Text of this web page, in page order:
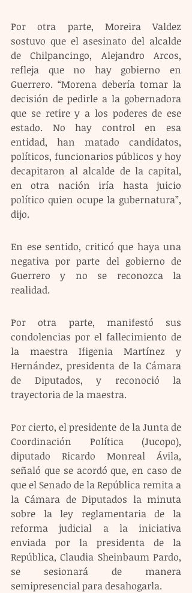
Por otra parte, Moreira Valdez
sostuvo que el asesinato del alcalde
de Chilpancingo, Alejandro Arcos,
refleja que no hay gobierno en
Guerrero. “Morena debería tomar la
decisión de pedirle a la gobernadora
que se retire y a los poderes de ese
estado. No hay control en esa
entidad, han matado candidatos,
políticos, funcionarios públicos y hoy
decapitaron al alcalde de la capital,
en otra nación iría hasta juicio
político quien ocupe la gubernatura”,
dijo.
En ese sentido, criticó que haya una
negativa por parte del gobierno de
Guerrero y no se reconozca la
realidad.
Por otra parte, manifestó sus
condolencias por el fallecimiento de
la maestra Ifigenia Martínez y
Hernández, presidenta de la Cámara
de Diputados, y reconoció la
trayectoria de la maestra.
Por cierto, el presidente de la Junta de
Coordinación Política (Jucopo),
diputado Ricardo Monreal Ávila,
señaló que se acordó que, en caso de
que el Senado de la República remita a
la Cámara de Diputados la minuta
sobre la ley reglamentaria de la
reforma judicial a la iniciativa
enviada por la presidenta de la
República, Claudia Sheinbaum Pardo,
se sesionará de manera
semipresencial para desahogarla.